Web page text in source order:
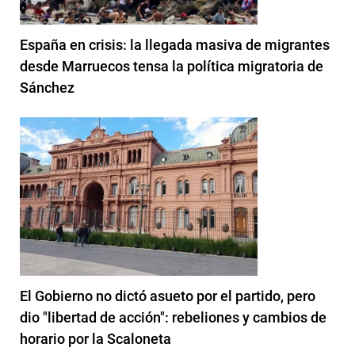
España en crisis: la llegada masiva de migrantes
desde Marruecos tensa la política migratoria de
Sánchez
El Gobierno no dictó asueto por el partido, pero
dio "libertad de acción": rebeliones y cambios de
horario por la Scaloneta